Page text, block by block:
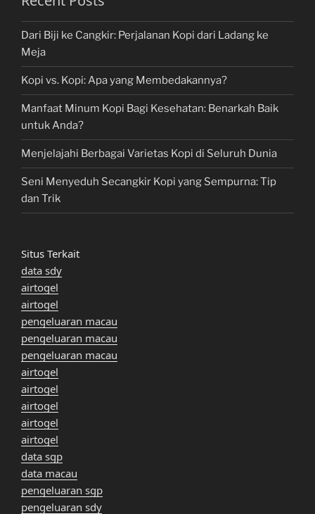
Dari Biji ke Cangkir: Perjalanan Kopi dari Ladang ke
Meja
Kopi vs. Kopi: Apa yang Membedakannya?
Manfaat Minum Kopi Bagi Kesehatan: Benarkah Baik
untuk Anda?
Menjelajahi Berbagai Varietas Kopi di Seluruh Dunia
Seni Menyeduh Secangkir Kopi yang Sempurna: Tip
dan Trik
Situs Terkait
data sdy
airtogel
airtogel
pengeluaran macau
pengeluaran macau
pengeluaran macau
airtogel
airtogel
airtogel
airtogel
airtogel
data sgp
data macau
pengeluaran sgp
pengeluaran sdy